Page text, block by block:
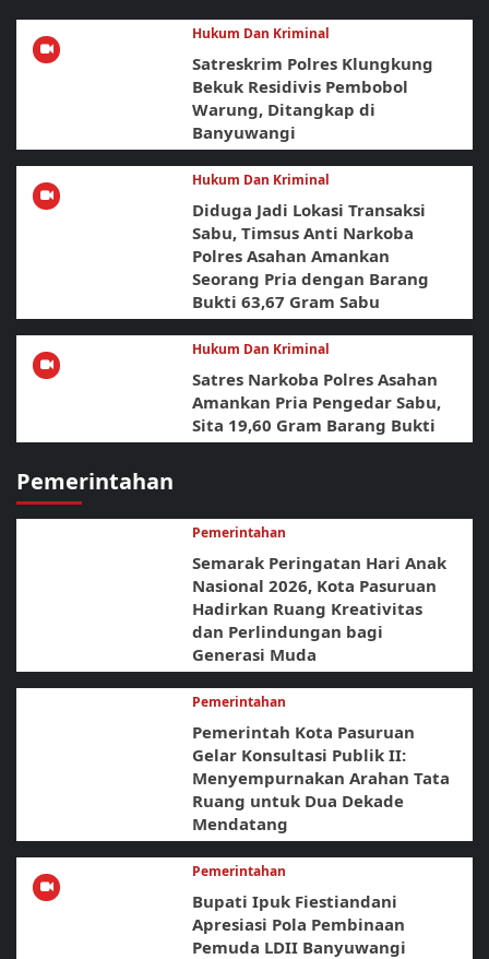
Hukum Dan Kriminal
Satreskrim Polres Klungkung
Bekuk Residivis Pembobol
Warung, Ditangkap di
Banyuwangi
Hukum Dan Kriminal
Diduga Jadi Lokasi Transaksi
Sabu, Timsus Anti Narkoba
Polres Asahan Amankan
Seorang Pria dengan Barang
Bukti 63,67 Gram Sabu
Hukum Dan Kriminal
Satres Narkoba Polres Asahan
Amankan Pria Pengedar Sabu,
Sita 19,60 Gram Barang Bukti
Pemerintahan
Pemerintahan
Semarak Peringatan Hari Anak
Nasional 2026, Kota Pasuruan
Hadirkan Ruang Kreativitas
dan Perlindungan bagi
Generasi Muda
Pemerintahan
Pemerintah Kota Pasuruan
Gelar Konsultasi Publik II:
Menyempurnakan Arahan Tata
Ruang untuk Dua Dekade
Mendatang
Pemerintahan
Bupati Ipuk Fiestiandani
Apresiasi Pola Pembinaan
Pemuda LDII Banyuwangi